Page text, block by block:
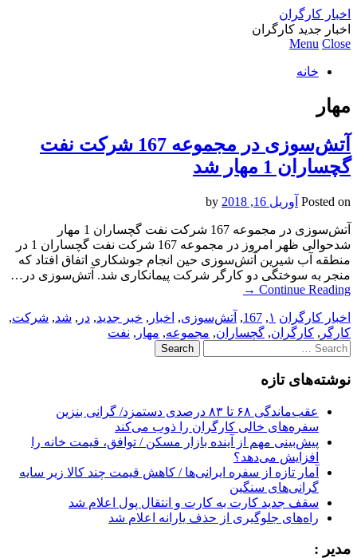
اخبار کارگران
اخبار جدید کارگران
Menu Close
خانه
مهار
آتش‌سوزی در مجموعه 167 شرکت نفت
گچساران 1 مهار شد
Posted on آوریل 16, 2018
آتش‌سوزی در مجموعه 167 شرکت نفت گچساران 1 مهار
شدحوالی ظهر امروز در مجموعه 167 شرکت نفت گچساران 1 در
منطقه آب شیرین آتش‌سوزی حین انجام جوشکاری اتفاق افتاد که
منجر به سوختگی دو کارگر شرکت پیمانکاری شد. آتش‌سوزی در…
Continue Reading
→
اخبار کارگران ۱,
167
, آتش‌سوزی, اخبار , خبر جدید, در , شد, شرکت,
کارگر , کارگران, گچساران, مجموعه, مهار , نفت
Search
for:
نوشته‌های تازه
عقب‌ماندگی ۶۸ تا ۸۳ درصدی دستمزد/ گرانی بنزین
سفره‌های خالی کارگران را ذوب می‌کند
پیش‌بینی مهم از آینده بازار مسکن / توافق، قیمت خانه را
افزایش می‌دهد؟
آمار تازه از سفره ایرانی‌ها / کاهش قیمت چند کالا زیر سایه
گرانی‌های سنگین
سقف جدید کارت به کارت و انتقال پول اعلام شد
راه‌های جلوگیری از حذف یارانه اعلام شد
مدیر :